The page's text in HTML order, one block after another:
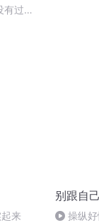
有过不
来
别跟自
操纵